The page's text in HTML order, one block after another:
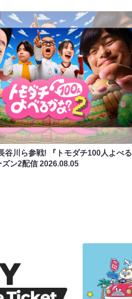
谷川ら参戦! 『トモダチ100人よべる
ズン2配信2026.08.05